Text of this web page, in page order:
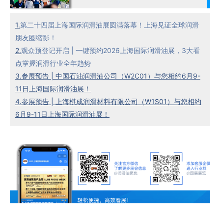
1.第二十四届上海国际润滑油展圆满落幕！上海见证全球润滑
朋友圈缩影！
2.观众预登记开启 | 一键预约2026上海国际润滑油展，3大看
点掌握润滑行业全年趋势
3.参展预告 | 中国石油润滑油公司（W2C01）与您相约6月9-
11日上海国际润滑油展！
4.参展预告 | 上海棋成润滑材料有限公司（W1S01）与您相约
6月9-11日上海国际润滑油展！